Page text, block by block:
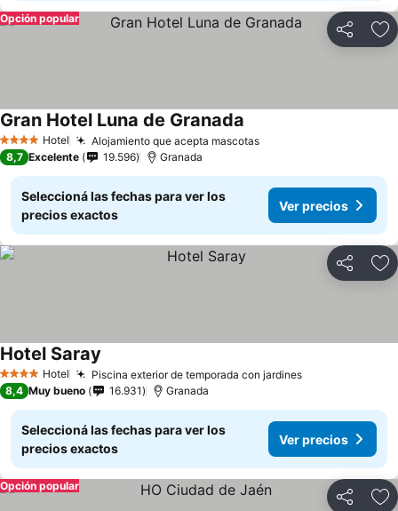
Compartir
Opción popular
4 EstrellasHotel Alojamiento que acepta mascotas
Gran Hotel Luna de Granada
8,7 Excelente 19.596 Granada
Seleccioná las fechas para ver los
precios exactos
Ver precios
Compartir
4 EstrellasHotel Piscina exterior de temporada con jardines
Hotel Saray
8,4 Muy bueno 16.931 Granada
Seleccioná las fechas para ver los
precios exactos
Ver precios
Compartir
Opción popular